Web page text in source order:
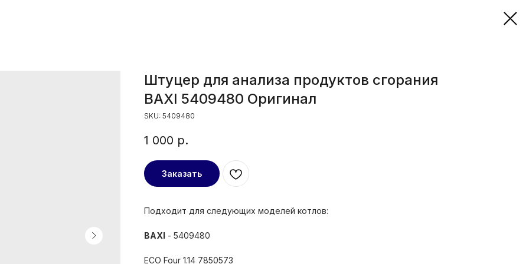
Штуцер для анализа продуктов сгорания
BAXI 5409480 Оригинал
SKU: 5409480
1 000 р.
Заказать
Подходит для следующих моделей котлов:
BAXI - 5409480
ECO Four 1.14 7850573